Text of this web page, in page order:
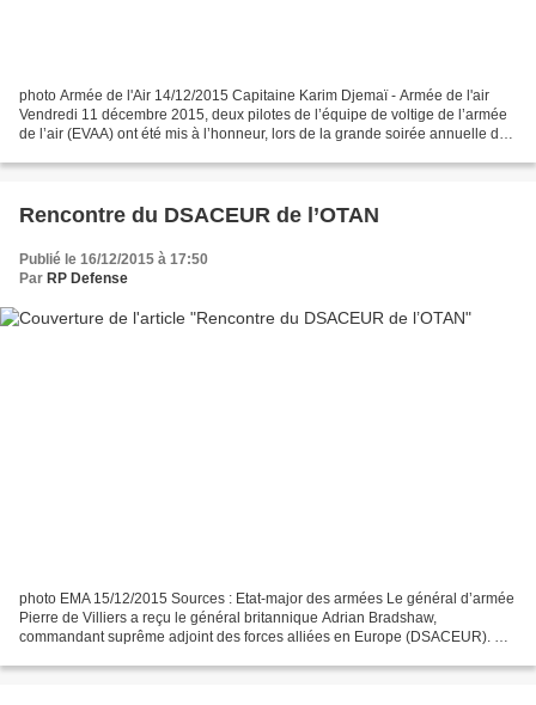
photo Armée de l'Air 14/12/2015 Capitaine Karim Djemaï - Armée de l'air
Vendredi 11 décembre 2015, deux pilotes de l’équipe de voltige de l’armée
de l’air (EVAA) ont été mis à l’honneur, lors de la grande soirée annuelle de
Rencontre du DSACEUR de l’OTAN
Publié le 16/12/2015 à 17:50
Par RP Defense
photo EMA 15/12/2015 Sources : Etat-major des armées Le général d’armée
Pierre de Villiers a reçu le général britannique Adrian Bradshaw,
commandant suprême adjoint des forces alliées en Europe (DSACEUR). Au